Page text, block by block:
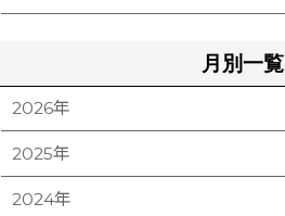
月別一覧
2026年
2025年
2024年